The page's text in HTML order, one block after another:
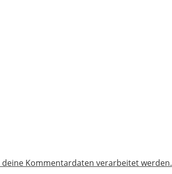
deine Kommentardaten verarbeitet werden.